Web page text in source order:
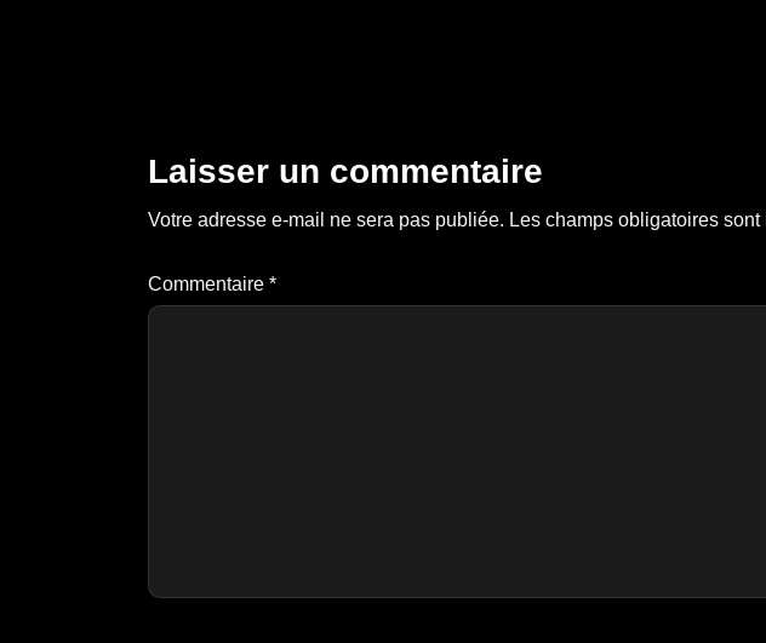
Laisser un commentaire
Votre adresse e-mail ne sera pas publiée. Les champs obligatoires
Commentaire *